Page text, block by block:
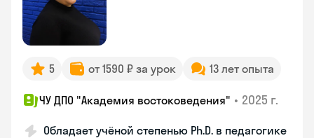
5 от 1590 ₽ за урок 13 лет опыта
ЧУ ДПО "Академия востоковедения" • 2025 г.
Обладает учёной степенью Ph.D. в педагогике